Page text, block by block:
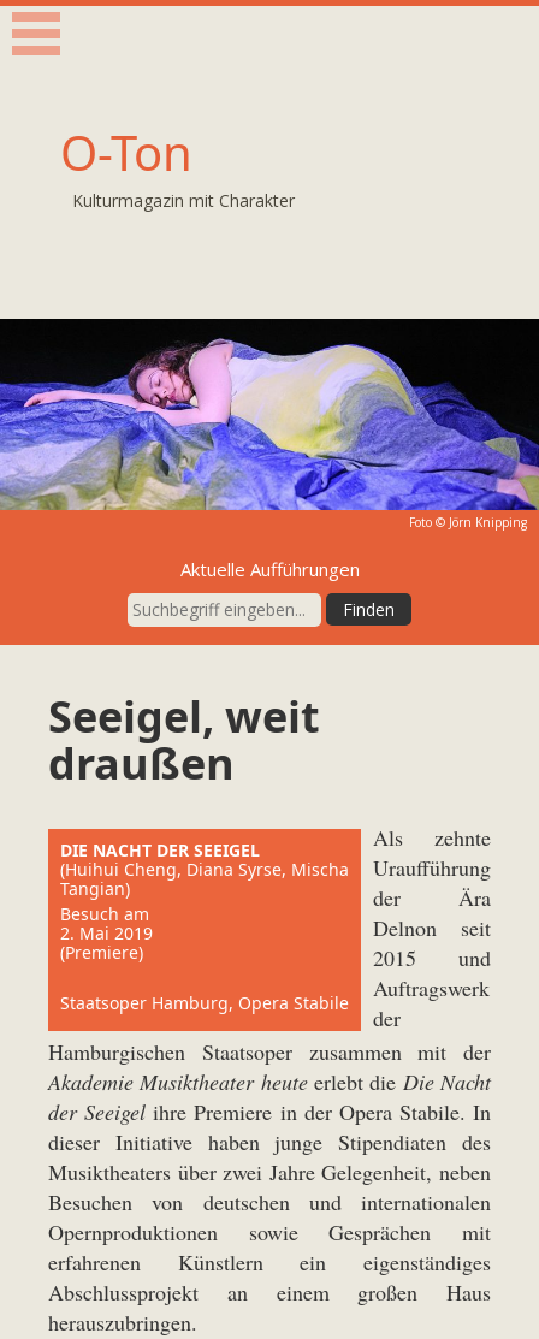
O-Ton
Kulturmagazin mit Charakter
Foto © Jörn Knipping
Aktuelle Aufführungen
Seeigel, weit
draußen
DIE NACHT DER SEEIGEL
(Huihui Cheng, Diana Syrse, Mischa
Tangian)
Besuch am
2. Mai 2019
(Premiere)
Staatsoper Hamburg, Opera Stabile
Als zehnte
Uraufführung
der Ära
Delnon seit
2015 und
Auftragswerk
der
Hamburgischen Staatsoper zusammen mit der
Akademie Musiktheater heuteerlebt die Die Nacht
der Seeigel ihre Premiere in der Opera Stabile. In
dieser Initiative haben junge Stipendiaten des
Musiktheaters über zwei Jahre Gelegenheit, neben
Besuchen von deutschen und internationalen
Opernproduktionen sowie Gesprächen mit
erfahrenen Künstlern ein eigenständiges
Abschlussprojekt an einem großen Haus
herauszubringen.